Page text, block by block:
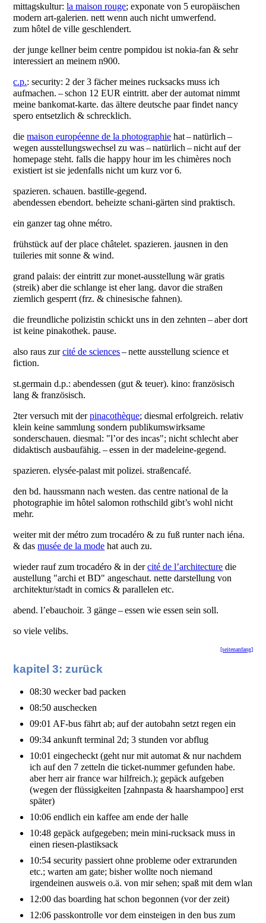
mittagskultur:la maison rouge; exponate von 5 europäischen
modern art-galerien. nett wenn auch nicht umwerfend.
zum hôtel de ville geschlendert.
der junge kellner beim centre pompidou ist nokia-fan & sehr
interessiert an meinem n900.
c.p.: security: 2 der 3 fächer meines rucksacks muss ich
aufmachen. – schon 12 EUR eintritt. aber der automat nimmt
meine bankomat-karte. das ältere deutsche paar findet nancy
spero entsetzlich & schrecklich.
diemaison européenne de la photographie hat – natürlich –
wegen ausstellungswechsel zu was – natürlich – nicht auf der
homepage steht. falls die happy hour im les chimères noch
existiert ist sie jedenfalls nicht um kurz vor 6.
spazieren. schauen. bastille-gegend.
abendessen ebendort. beheizte schani-gärten sind praktisch.
ein ganzer tag ohne métro.
frühstück auf der place châtelet. spazieren. jausnen in den
tuileries mit sonne & wind.
grand palais: der eintritt zur monet-ausstellung wär gratis
(streik) aber die schlange ist eher lang. davor die straßen
ziemlich gesperrt (frz. & chinesische fahnen).
die freundliche polizistin schickt uns in den zehnten – aber dort
ist keine pinakothek. pause.
also raus zurcité de sciences– nette ausstellung science et
fiction.
st.germain d.p.: abendessen (gut & teuer). kino: französisch
lang & französisch.
2ter versuch mit derpinacothèque; diesmal erfolgreich. relativ
klein keine sammlung sondern publikumswirksame
sonderschauen. diesmal: "l’or des incas"; nicht schlecht aber
didaktisch ausbaufähig. – essen in der madeleine-gegend.
spazieren. elysée-palast mit polizei. straßencafé.
den bd. haussmann nach westen. das centre national de la
photographie im hôtel salomon rothschild gibt’s wohl nicht
mehr.
weiter mit der métro zum trocadéro & zu fuß runter nach iéna.
& dasmusée de la mode hat auch zu.
wieder rauf zum trocadéro & in dercité de l’architecture die
austellung "archi et BD" angeschaut. nette darstellung von
architektur/stadt in comics & parallelen etc.
abend. l’ebauchoir. 3 gänge – essen wie essen sein soll.
so viele velibs.
[seitenanfang]
kapitel 3: zurück
08:30 wecker bad packen
08:50 auschecken
09:01 AF-bus fährt ab; auf der autobahn setzt regen ein
09:34 ankunft terminal 2d; 3 stunden vor abflug
10:01 eingecheckt (geht nur mit automat & nur nachdem
ich auf den 7 zetteln die ticket-nummer gefunden habe.
aber herr air france war hilfreich.); gepäck aufgeben
(wegen der flüssigkeiten [zahnpasta & haarshampoo] erst
später)
10:06 endlich ein kaffee am ende der halle
10:48 gepäck aufgegeben; mein mini-rucksack muss in
einen riesen-plastiksack
10:54 security passiert ohne probleme oder extrarunden
etc.; warten am gate; bisher wollte noch niemand
irgendeinen ausweis o.ä. von mir sehen; spaß mit dem wlan
12:00 das boarding hat schon begonnen (vor der zeit)
12:06 passkontrolle vor dem einsteigen in den bus zum